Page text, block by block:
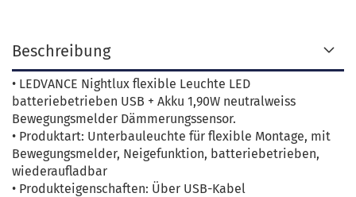
Beschreibung
• LEDVANCE Nightlux flexible Leuchte LED
batteriebetrieben USB + Akku 1,90W neutralweiss
Bewegungsmelder Dämmerungssensor.
• Produktart: Unterbauleuchte für flexible Montage, mit
Bewegungsmelder, Neigefunktion, batteriebetrieben,
wiederaufladbar
• Produkteigenschaften: Über USB-Kabel